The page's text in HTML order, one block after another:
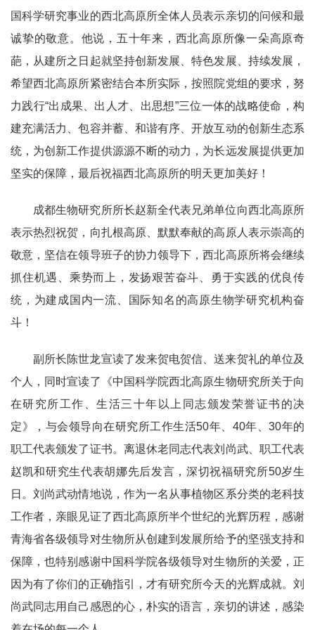
国科学研究事业的西北高原所全体人员表示亲切的问候和最
诚挚的敬意。他说，五十年来，西北高原所像一朵高原奇
葩，从建所之日起就坚持创新发展、特色发展、持续发展，
希望西北高原所紧密结合本所实际，按照院党组的要求，努
力践行“出成果、出人才、出思想”三位一体的战略使命，构
建充满活力、包容并蓄、和谐有序、开放互动的创新生态系
统，为创新工作提供源源不断的动力，为长远发展提供更加
坚实的保障，最后祝福西北高原所的明天更加美好！
成都生物研究所所长赵新全代表兄弟单位向西北高原所
表示热烈祝贺，向扎根高原、默默奉献的高原人表示崇高的
敬意，坚信在领导班子的协力领导下，西北高原所将会继续
抓住机遇、乘势而上，发扬艰苦奋斗、勇于实践的优良传
统，为建成国内一流、国际知名的高原生物学研究机构奋
斗！
副所长陈世龙宣读了发来贺电贺信、送来贺礼的单位及
个人，同时宣读了《中国科学院西北高原生物研究所关于向
在研究所工作、生活三十年以上同志颁发荣誉证书的决
定》，与会领导向在研究所工作生活50年、40年、30年的
职工代表颁发了证书。离退休老同志代表刘尚武、职工代表
赵凯和研究生代表胡娜先后发言，深切祝福研究所50岁生
日。刘尚武动情地说，作为一名从事植物区系分类的老科技
工作者，亲眼见证了西北高原所半个世纪的光辉历程，感谢
青海省各级领导对生物所从创建到发展所给予的坚强支持和
保障，也特别感谢中国科学院各级领导对生物所的关爱，正
因为有了你们的正确指引，才有研究所今天的光辉成就。刘
尚武同志用自己感恩的心，朴实的语言，亲切的讲述，感染